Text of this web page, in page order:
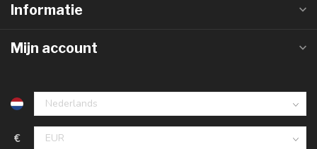
Informatie
Mijn account
€